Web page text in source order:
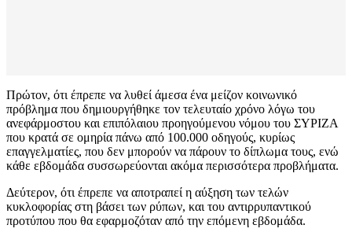
Πρώτον, ότι έπρεπε να λυθεί άμεσα ένα μείζον κοινωνικό
πρόβλημα που δημιουργήθηκε τον τελευταίο χρόνο λόγω του
ανεφάρμοστου και επιπόλαιου προηγούμενου νόμου του ΣΥΡΙΖΑ
που κρατά σε ομηρία πάνω από 100.000 οδηγούς, κυρίως
επαγγελματίες, που δεν μπορούν να πάρουν το δίπλωμα τους, ενώ
κάθε εβδομάδα συσσωρεύονται ακόμα περισσότερα προβλήματα.
Δεύτερον, ότι έπρεπε να αποτραπεί η αύξηση των τελών
κυκλοφορίας στη βάσει των ρύπων, και του αντιρρυπαντικού
προτύπου που θα εφαρμοζόταν από την επόμενη εβδομάδα.